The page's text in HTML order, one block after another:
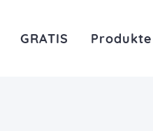
GRATIS Produkte